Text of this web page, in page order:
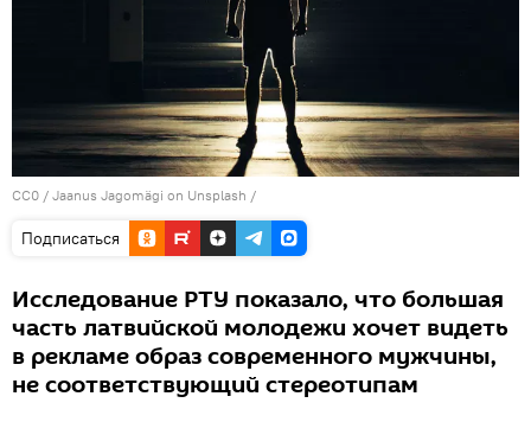
CC0 / Jaanus Jagomägi on Unsplash /
Подписаться
Исследование РТУ показало, что большая
часть латвийской молодежи хочет видеть
в рекламе образ современного мужчины,
не соответствующий стереотипам